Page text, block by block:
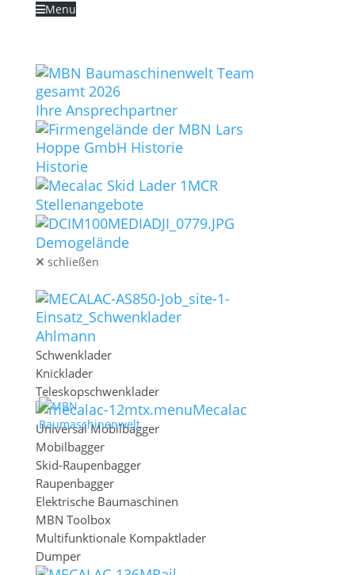
Zum Inhalt überspringen
Schließen Zurücksetzen
Sidebar-Einstellungen
Sidebar-Größe
3 4 5
Sidebar-Position
Rechts
Sidebar ausblenden
Einmal Sitzung
Menu
Ihre Ansprechpartner
Historie
Stellenangebote
Demogelände
schließen
Ahlmann
Schwenklader
Knicklader
Teleskopschwenklader
Mecalac
Universal Mobilbagger
Mobilbagger
Skid-Raupenbagger
Raupenbagger
Elektrische Baumaschinen
MBN Toolbox
Multifunktionale Kompaktlader
Dumper